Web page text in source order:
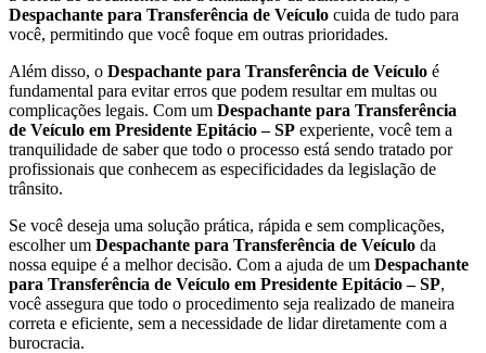
Despachante para Transferência de Veículo cuida de tudo para
você, permitindo que você foque em outras prioridades.
Além disso, o Despachante para Transferência de Veículo é
fundamental para evitar erros que podem resultar em multas ou
complicações legais. Com um Despachante para Transferência
de Veículo em Presidente Epitácio – SP experiente, você tem a
tranquilidade de saber que todo o processo está sendo tratado por
profissionais que conhecem as especificidades da legislação de
trânsito.
Se você deseja uma solução prática, rápida e sem complicações,
escolher um Despachante para Transferência de Veículo da
nossa equipe é a melhor decisão. Com a ajuda de um Despachante
para Transferência de Veículo em Presidente Epitácio – SP,
você assegura que todo o procedimento seja realizado de maneira
correta e eficiente, sem a necessidade de lidar diretamente com a
burocracia.